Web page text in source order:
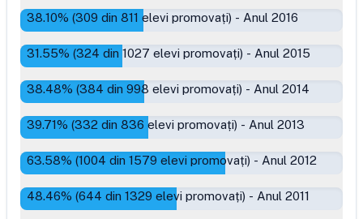
38.10% (309 din 811 elevi promovați) - Anul 2016
31.55% (324 din 1027 elevi promovați) - Anul 2015
38.48% (384 din 998 elevi promovați) - Anul 2014
39.71% (332 din 836 elevi promovați) - Anul 2013
63.58% (1004 din 1579 elevi promovați) - Anul 2012
48.46% (644 din 1329 elevi promovați) - Anul 2011